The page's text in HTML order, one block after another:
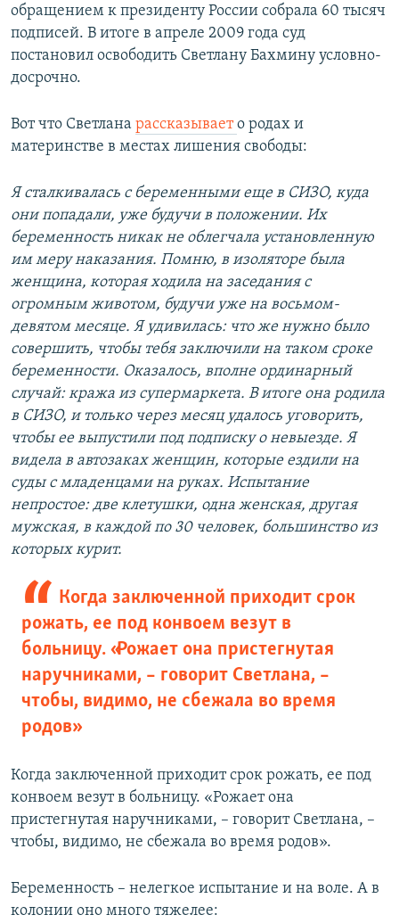
обращением к президенту России собрала 60 тысяч
подписей. В итоге в апреле 2009 года суд
постановил освободить Светлану Бахмину условно-
досрочно.
Вот что Светлана рассказываето родах и
материнстве в местах лишения свободы:
Я сталкивалась с беременными еще в СИЗО, куда
они попадали, уже будучи в положении. Их
беременность никак не облегчала установленную
им меру наказания. Помню, в изоляторе была
женщина, которая ходила на заседания с
огромным животом, будучи уже на восьмом-
девятом месяце. Я удивилась: что же нужно было
совершить, чтобы тебя заключили на таком сроке
беременности. Оказалось, вполне ординарный
случай: кража из супермаркета. В итоге она родила
в СИЗО, и только через месяц удалось уговорить,
чтобы ее выпустили под подписку о невыезде. Я
видела в автозаках женщин, которые ездили на
суды с младенцами на руках. Испытание
непростое: две клетушки, одна женская, другая
мужская, в каждой по 30 человек, большинство из
которых курит.
Когда заключенной приходит срок
рожать, ее под конвоем везут в
больницу. «Рожает она пристегнутая
наручниками, – говорит Светлана, –
чтобы, видимо, не сбежала во время
родов»
Когда заключенной приходит срок рожать, ее под
конвоем везут в больницу. «Рожает она
пристегнутая наручниками, – говорит Светлана, –
чтобы, видимо, не сбежала во время родов».
Беременность – нелегкое испытание и на воле. А в
колонии оно много тяжелее: